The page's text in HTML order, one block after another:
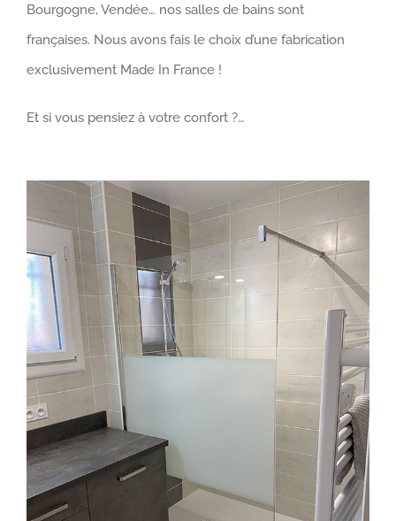
Bourgogne, Vendée… nos salles de bains sont
françaises. Nous avons fais le choix d’une fabrication
exclusivement Made In France !
Et si vous pensiez à votre confort ?…